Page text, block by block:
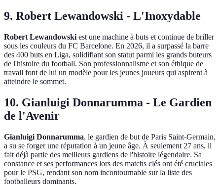
9. Robert Lewandowski - L'Inoxydable
Robert Lewandowski est une machine à buts et continue de briller
sous les couleurs du FC Barcelone. En 2026, il a surpassé la barre
des 400 buts en Liga, solidifiant son statut parmi les grands buteurs
de l'histoire du football. Son professionnalisme et son éthique de
travail font de lui un modèle pour les jeunes joueurs qui aspirent à
atteindre le sommet.
10. Gianluigi Donnarumma - Le Gardien
de l'Avenir
Gianluigi Donnarumma, le gardien de but de Paris Saint-Germain,
a su se forger une réputation à un jeune âge. À seulement 27 ans, il
fait déjà partie des meilleurs gardiens de l'histoire légendaire. Sa
constance et ses performances lors des matchs clés ont été cruciales
pour le PSG, rendant son nom incontournable sur la liste des
footballeurs dominants.